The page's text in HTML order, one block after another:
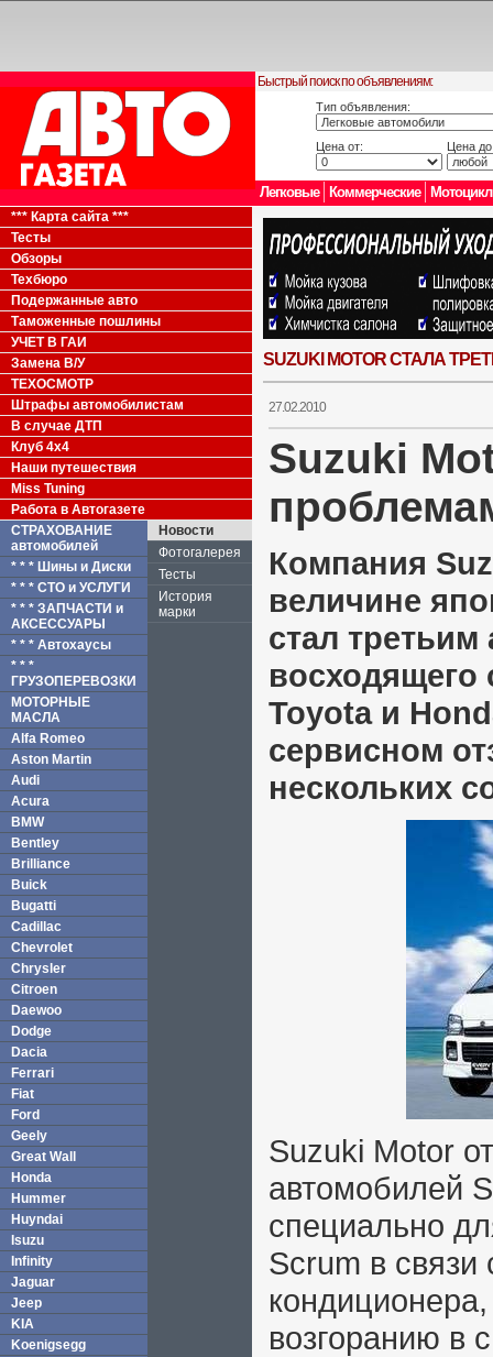
Быстрый поиск по объявлениям:
Тип объявления:
Цена от: Цена
Легковые Коммерческие
*** Карта сайта ***
Тесты
Обзоры
Техбюро
Подержанные авто
Таможенные пошлины
УЧЕТ В ГАИ
Замена В/У
ТЕХОСМОТР
Штрафы автомобилистам
В случае ДТП
Клуб 4x4
Наши путешествия
Miss Tuning
Работа в Автогазете
СТРАХОВАНИЕ
автомобилей
* * * Шины и Диски
* * * СТО и УСЛУГИ
* * * ЗАПЧАСТИ и
АКСЕССУАРЫ
* * * Автохаусы
* * *
ГРУЗОПЕРЕВОЗКИ
МОТОРНЫЕ
МАСЛА
Alfa Romeo
Aston Martin
Audi
Acura
BMW
Bentley
Brilliance
Buick
Bugatti
Cadillac
Chevrolet
Chrysler
Citroen
Daewoo
Dodge
Dacia
Ferrari
Fiat
Ford
Geely
Great Wall
Honda
Hummer
Huyndai
Isuzu
Infinity
Jaguar
Jeep
KIA
Koenigsegg
Новости
Фотогалерея
Тесты
История
марки
SUZUKI MOTOR СТАЛА
27.02.2010
Suzuki
Компания
величине
стал
восходящего
Toyota и
сервисном
нескольких
Suzuki Motor
автомобилей
специально
Scrum в
возгоранию в